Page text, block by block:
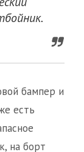
бампер и
есть
на борт